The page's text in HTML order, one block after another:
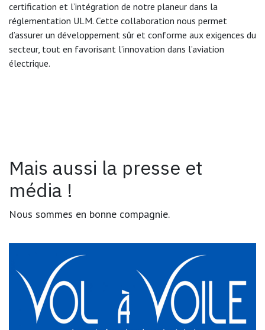
certification et l’intégration de notre planeur dans la
réglementation ULM. Cette collaboration nous permet
d’assurer un développement sûr et conforme aux exigences du
secteur, tout en favorisant l’innovation dans l’aviation
électrique.
Mais aussi la presse et
média !
Nous sommes en bonne compagnie.